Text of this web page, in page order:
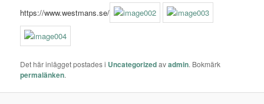
https://www.westmans.se/
Det här inlägget postades i Uncategorizedavadmin. Bokmärk
permalänken.